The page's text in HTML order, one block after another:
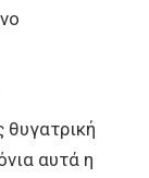
θυγατρική
αυτά η